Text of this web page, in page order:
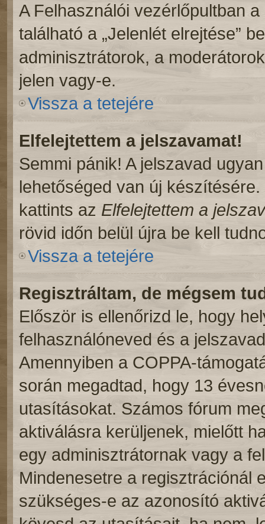
A Felhasználói vezérlőpultban
található a „Jelenlét elrejtése”
adminisztrátorok, a
jelen vagy-e.
Vissza a tetejére
Elfelejtettem a jelszavamat!
Semmi pánik! A jelszavad
lehetőséged van új
kattints az Elfelejtettem a
rövid időn belül újra be kell
Vissza a tetejére
Regisztráltam, de mégsem
Először is ellenőrizd le, hogy
felhasználóneved és a
Amennyiben a COPPA-
során megadtad, hogy 13
utasításokat. Számos fórum
aktiválásra kerüljenek, mielőtt
egy adminisztrátornak vagy a
Mindenesetre a regisztrációnál
szükséges-e az azonosító